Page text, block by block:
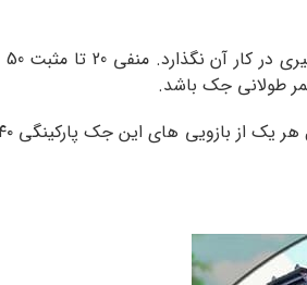
طولانی جک باشد.